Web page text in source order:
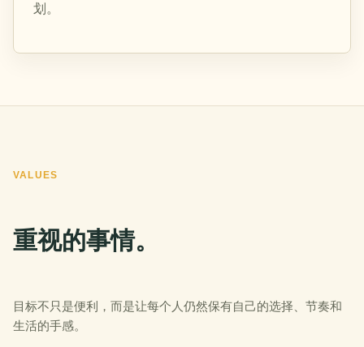
划。
VALUES
重视的事情。
目标不只是便利，而是让每个人仍然保有自己的选择、节奏和
生活的手感。